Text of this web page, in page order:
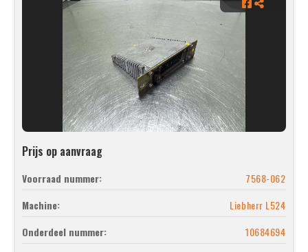
Prijs op aanvraag
Voorraad nummer:
7568-062
Machine:
Liebherr L524
Onderdeel nummer:
10684694